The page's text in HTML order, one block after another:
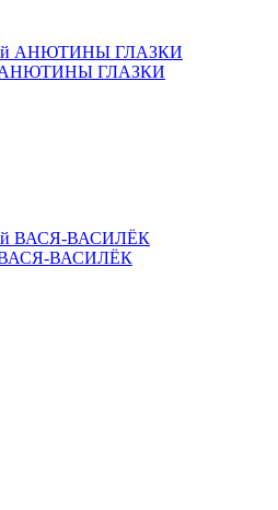
АНЮТИНЫ ГЛАЗКИ
ВАСЯ-ВАСИЛЁК